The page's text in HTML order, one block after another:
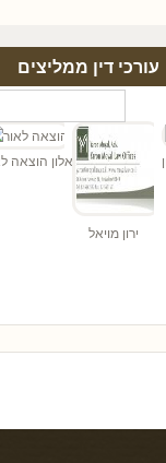
עורכי דין ממליצים
אלון הוצאה
ירון מויאל